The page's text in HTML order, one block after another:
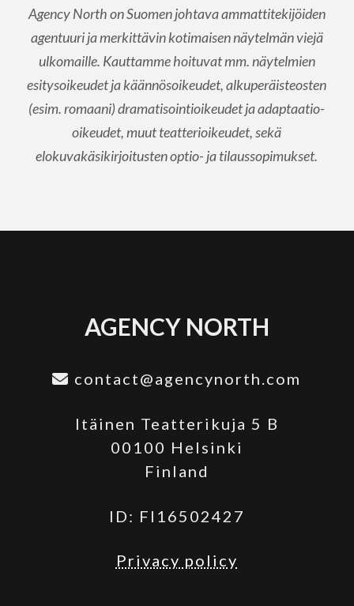
Agency North on Suomen johtava ammattitekijöiden
agentuuri ja merkittävin kotimaisen näytelmän viejä
ulkomaille. Kauttamme hoituvat mm. näytelmien
esitysoikeudet ja käännösoikeudet, alkuperäisteosten
(esim. romaani) dramatisointioikeudet ja adaptaatio-
oikeudet, muut teatterioikeudet, sekä
elokuvakäsikirjoitusten optio- ja tilaussopimukset.
AGENCY NORTH
contact@agencynorth.com
Itäinen Teatterikuja 5 B
00100 Helsinki
Finland
ID: FI16502427
Privacy policy